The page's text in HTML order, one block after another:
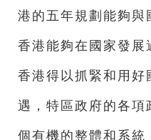
港的五年規劃能夠與
香港能夠在國家發展
香港得以抓緊和用好
遇，特區政府的各項
個有機的整體和系統